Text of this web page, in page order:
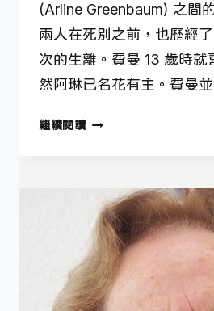
(Arline Greenbaum) 之間
兩人在死別之前，也歷經
次的生離。費曼 13 歲時就
然阿琳已名花有主。費曼並
繼續閱讀一
死
的
愛
情